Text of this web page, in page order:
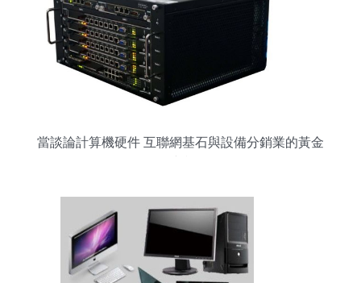
當談論計算機硬件 互聯網基石與設備分銷業的黃金